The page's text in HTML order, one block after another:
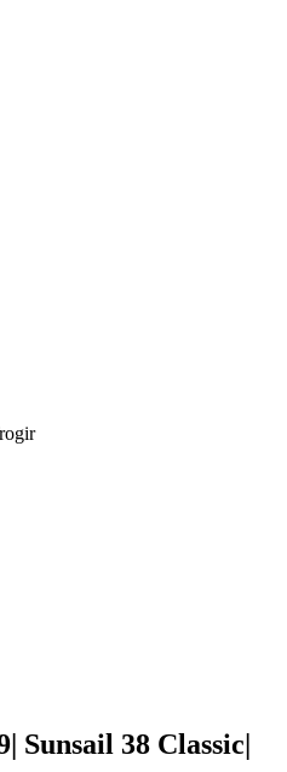
Sunsail 38 Classic